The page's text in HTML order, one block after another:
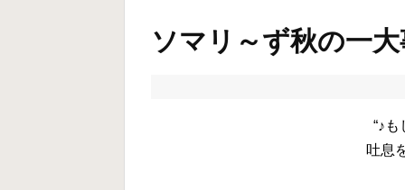
ソマリ～ず秋の一
“♪
吐息